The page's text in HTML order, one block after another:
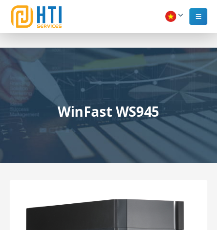
WinFast WS945